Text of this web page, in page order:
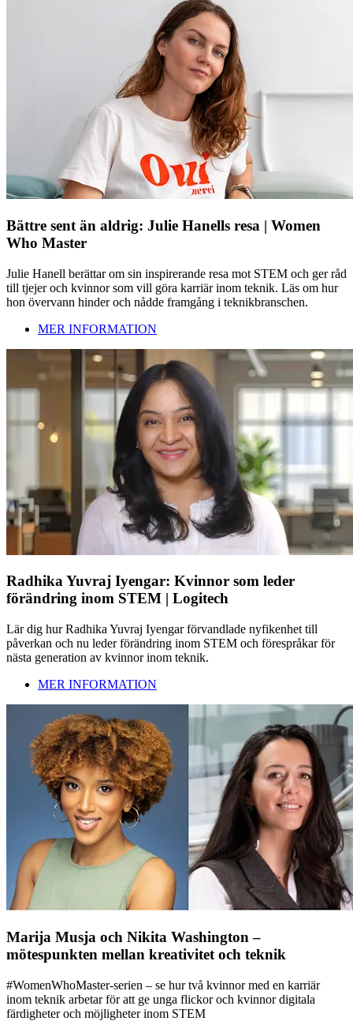
Bättre sent än aldrig: Julie Hanells resa | Women
Who Master
Julie Hanell berättar om sin inspirerande resa mot STEM och ger råd
till tjejer och kvinnor som vill göra karriär inom teknik. Läs om hur
hon övervann hinder och nådde framgång i teknikbranschen.
MER INFORMATION
Radhika Yuvraj Iyengar: Kvinnor som leder
förändring inom STEM | Logitech
Lär dig hur Radhika Yuvraj Iyengar förvandlade nyfikenhet till
påverkan och nu leder förändring inom STEM och förespråkar för
nästa generation av kvinnor inom teknik.
MER INFORMATION
Marija Musja och Nikita Washington –
mötespunkten mellan kreativitet och teknik
#WomenWhoMaster-serien – se hur två kvinnor med en karriär
inom teknik arbetar för att ge unga flickor och kvinnor digitala
färdigheter och möjligheter inom STEM